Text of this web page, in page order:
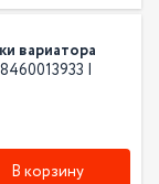
вариатора
|
В корзину